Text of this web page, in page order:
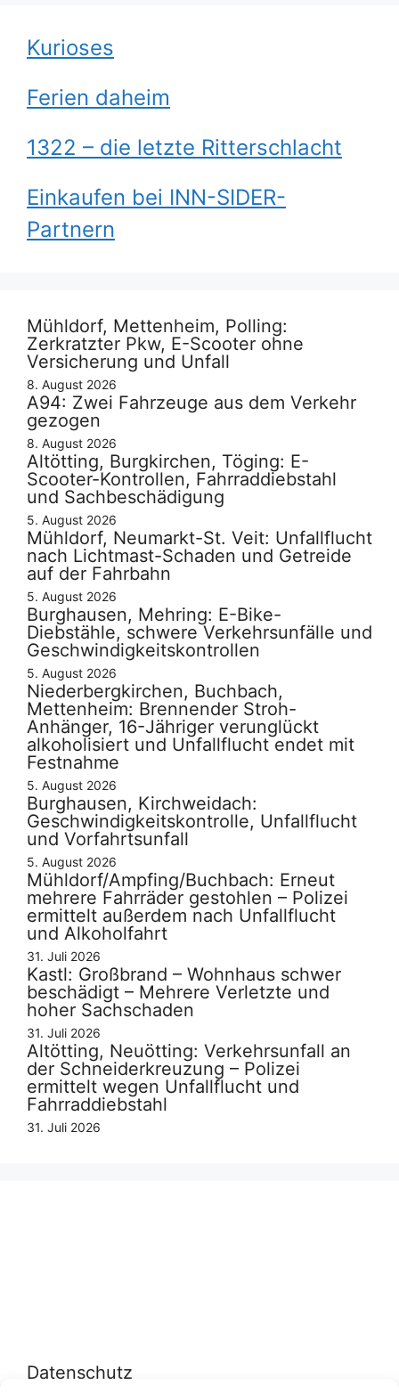
Kurioses
Ferien daheim
1322 – die letzte Ritterschlacht
Einkaufen bei INN-SIDER-
Partnern
Mühldorf, Mettenheim, Polling:
Zerkratzter Pkw, E-Scooter ohne
Versicherung und Unfall
8. August 2026
A94: Zwei Fahrzeuge aus dem Verkehr
gezogen
8. August 2026
Altötting, Burgkirchen, Töging: E-
Scooter-Kontrollen, Fahrraddiebstahl
und Sachbeschädigung
5. August 2026
Mühldorf, Neumarkt-St. Veit: Unfallflucht
nach Lichtmast-Schaden und Getreide
auf der Fahrbahn
5. August 2026
Burghausen, Mehring: E-Bike-
Diebstähle, schwere Verkehrsunfälle und
Geschwindigkeitskontrollen
5. August 2026
Niederbergkirchen, Buchbach,
Mettenheim: Brennender Stroh-
Anhänger, 16-Jähriger verunglückt
alkoholisiert und Unfallflucht endet mit
Festnahme
5. August 2026
Burghausen, Kirchweidach:
Geschwindigkeitskontrolle, Unfallflucht
und Vorfahrtsunfall
5. August 2026
Mühldorf/Ampfing/Buchbach: Erneut
mehrere Fahrräder gestohlen – Polizei
ermittelt außerdem nach Unfallflucht
und Alkoholfahrt
31. Juli 2026
Kastl: Großbrand – Wohnhaus schwer
beschädigt – Mehrere Verletzte und
hoher Sachschaden
31. Juli 2026
Altötting, Neuötting: Verkehrsunfall an
der Schneiderkreuzung – Polizei
ermittelt wegen Unfallflucht und
Fahrraddiebstahl
31. Juli 2026
Datenschutz